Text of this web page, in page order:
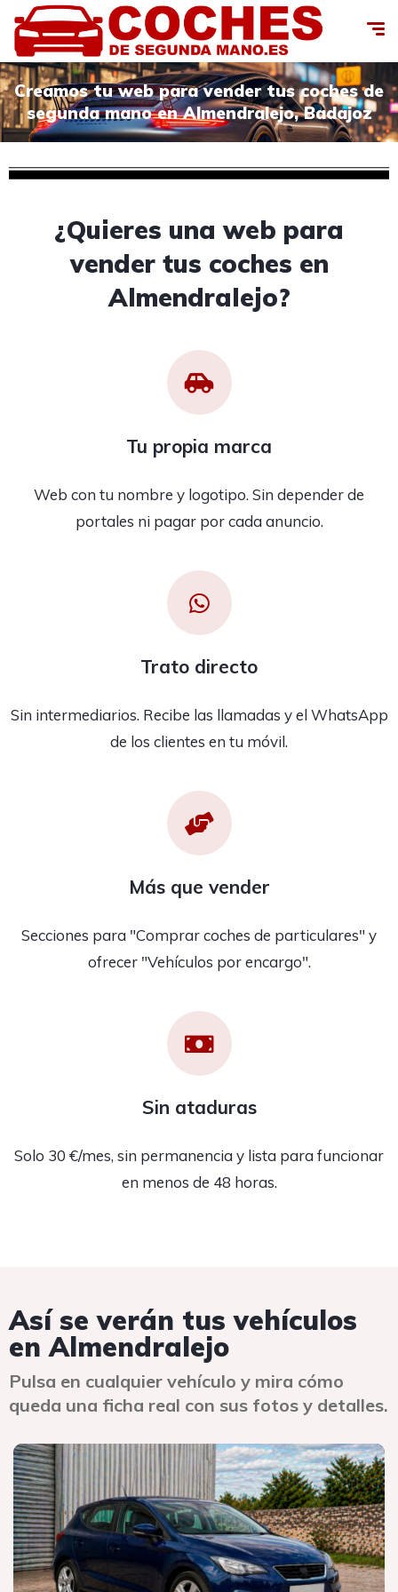
Creamos tu web para vender tus coches de
segunda mano en Almendralejo, Badajoz
¿Quieres una web para
vender tus coches en
Almendralejo?
Tu propia marca
Web con tu nombre y logotipo. Sin depender de
portales ni pagar por cada anuncio.
Trato directo
Sin intermediarios. Recibe las llamadas y el WhatsApp
de los clientes en tu móvil.
Más que vender
Secciones para "Comprar coches de particulares" y
ofrecer "Vehículos por encargo".
Sin ataduras
Solo 30 €/mes, sin permanencia y lista para funcionar
en menos de 48 horas.
Así se verán tus vehículos
en Almendralejo
Pulsa en cualquier vehículo y mira cómo
queda una ficha real con sus fotos y detalles.